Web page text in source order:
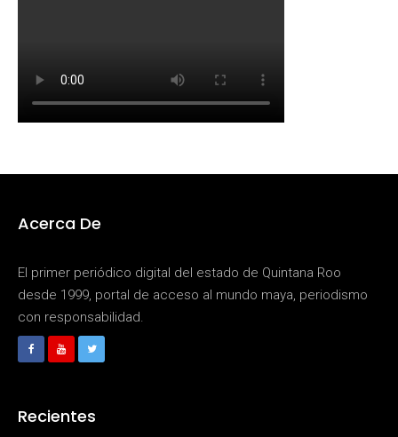
Acerca De
El primer periódico digital del estado de Quintana Roo
desde 1999, portal de acceso al mundo maya, periodismo
con responsabilidad.
Recientes